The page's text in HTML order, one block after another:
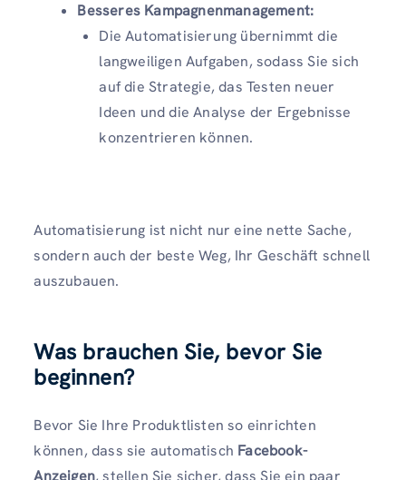
Besseres Kampagnenmanagement:
Die Automatisierung übernimmt die
langweiligen Aufgaben, sodass Sie sich
auf die Strategie, das Testen neuer
Ideen und die Analyse der Ergebnisse
konzentrieren können.
Automatisierung ist nicht nur eine nette Sache,
sondern auch der beste Weg, Ihr Geschäft schnell
auszubauen.
Was brauchen Sie, bevor Sie
beginnen?
Bevor Sie Ihre Produktlisten so einrichten
können, dass sie automatisch Facebook-
Anzeigen, stellen Sie sicher, dass Sie ein paar